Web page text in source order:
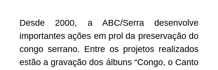
Desde 2000, a ABC/Serra desenvolve
importantes ações em prol da preservação do
congo serrano. Entre os projetos realizados
estão a gravação dos álbuns “Congo, o Canto